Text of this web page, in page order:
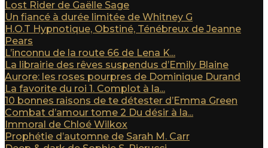
Lost Rider de Gaëlle Sage
Un fiancé à durée limitée de Whitney G
H.O.T Hypnotique, Obstiné, Ténébreux de Jeanne
Pears
L’inconnu de la route 66 de Lena K...
La librairie des rêves suspendus d’Emily Blaine
Aurore: les roses pourpres de Dominique Durand
La favorite du roi 1. Complot à la...
10 bonnes raisons de te détester d’Emma Green
Combat d’amour tome 2 Du désir à la...
Immoral de Chloé Wilkox
Prophétie d’automne de Sarah M. Carr